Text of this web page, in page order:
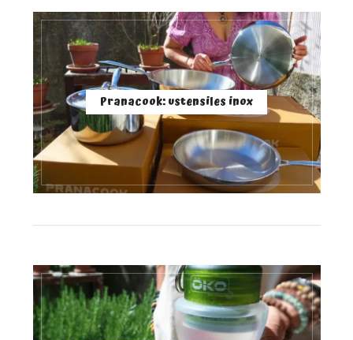
Pranacook: ustensiles inox